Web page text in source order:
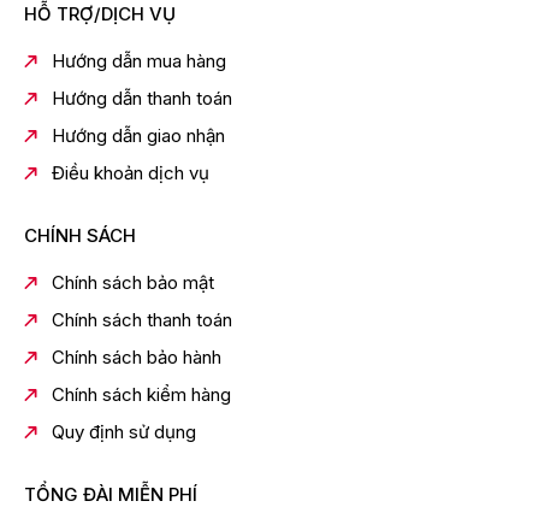
Quạt điều hòa Hòa Phát HPCF1-045 có công suất 112W
Remote điều khiển từ xa tiện lợi
Thiết bị tích hợp màn hình điện tử/ hiển thị LED dễ cho
người dùng điều khiển mọi hoạt động mà không cần
HỖ TRỢ/DỊCH VỤ
Hướng dẫn mua hàng
Hướng dẫn thanh toán
Hướng dẫn giao nhận
Điều khoản dịch vụ
CHÍNH SÁCH
Chính sách bảo mật
Chính sách thanh toán
Chính sách bảo hành
Chính sách kiểm hàng
Quy định sử dụng
TỔNG ĐÀI MIỄN PHÍ